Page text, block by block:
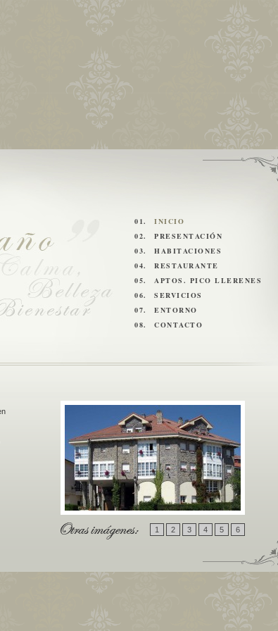
01.
INICIO
02.
PRESENTACIÓN
03.
HABITACIONES
04.
RESTAURANTE
05.
APTOS. PICO LLERENES
06.
SERVICIOS
07.
ENTORNO
08.
CONTACTO
1 2 3 4 5 6